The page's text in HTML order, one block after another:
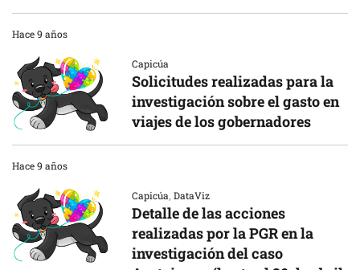
Hace 9 años
Capicúa
Solicitudes realizadas para la
investigación sobre el gasto en
viajes de los gobernadores
Hace 9 años
Capicúa,DataViz
Detalle de las acciones
realizadas por la PGR en la
investigación del caso